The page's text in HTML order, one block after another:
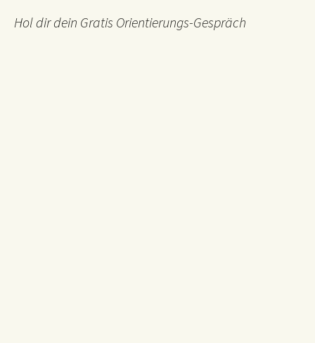
Hol dir dein Gratis Orientierungs-Gespräch